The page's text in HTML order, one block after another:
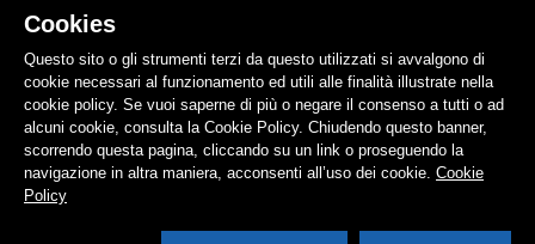
Cookies
Questo sito o gli strumenti terzi da questo utilizzati si avvalgono di
cookie necessari al funzionamento ed utili alle finalità illustrate nella
cookie policy. Se vuoi saperne di più o negare il consenso a tutti o ad
alcuni cookie, consulta la Cookie Policy. Chiudendo questo banner,
scorrendo questa pagina, cliccando su un link o proseguendo la
navigazione in altra maniera, acconsenti all’uso dei cookie. Cookie
Policy